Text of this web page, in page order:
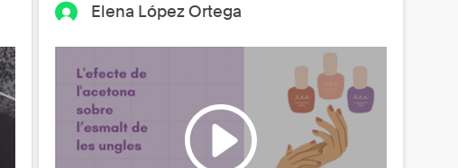
Elena López Ortega